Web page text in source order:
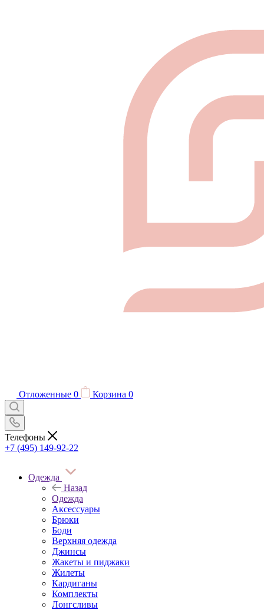
Отложенные 0 Корзина 0
Телефоны
+7 (495) 149-92-22
Одежда
Назад
Одежда
Аксессуары
Брюки
Боди
Верхняя одежда
Джинсы
Жакеты и пиджаки
Жилеты
Кардиганы
Комплекты
Лонгсливы